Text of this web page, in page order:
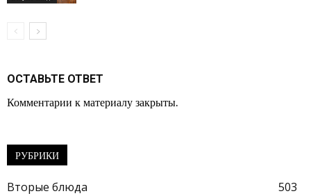
ОСТАВЬТЕ ОТВЕТ
Комментарии к материалу закрыты.
РУБРИКИ
Вторые блюда
503